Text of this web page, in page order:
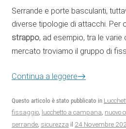
Serrande e porte basculanti,
diverse tipologie di attacchi. Per
strappo, ad esempio, tra le varie
mercato troviamo il gruppo di
Continua a leggere→
Questo articolo è stato pubblicato in
fissaggio, lucchetto a campana, nuovo
serrande, sicurezza il 24 Novembre